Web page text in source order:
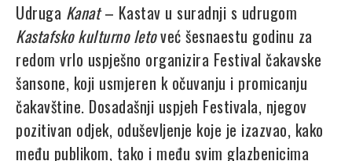
Udruga Kanat– Kastav u suradnji s udrugom
Kastafsko kulturno letoveć šesnaestu godinu za
redom vrlo uspješno organizira Festival čakavske
šansone, koji usmjeren k očuvanju i promicanju
čakavštine. Dosadašnji uspjeh Festivala, njegov
pozitivan odjek, oduševljenje koje je izazvao, kako
među publikom, tako i među svim glazbenicima